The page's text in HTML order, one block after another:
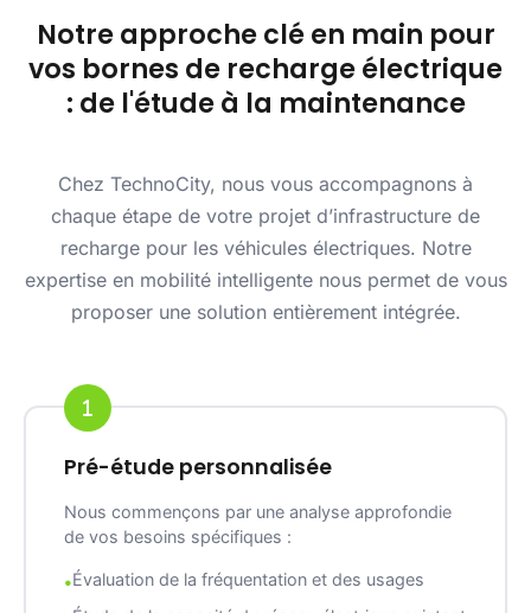
Notre approche clé en main pour
vos bornes de recharge électrique
: de l'étude à la maintenance
Chez TechnoCity, nous vous accompagnons à
chaque étape de votre projet d’infrastructure de
recharge pour les véhicules électriques. Notre
expertise en mobilité intelligente nous permet de vous
proposer une solution entièrement intégrée.
Pré-étude personnalisée
Nous commençons par une analyse approfondie
de vos besoins spécifiques :
Évaluation de la fréquentation et des usages